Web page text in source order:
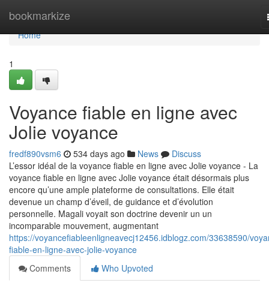
bookmarkize
Home
Home
1
Voyance fiable en ligne avec
Jolie voyance
fredf890vsm6 534 days ago News
Discuss
L’essor idéal de la voyance fiable en ligne avec Jolie voyance - La
voyance fiable en ligne avec Jolie voyance était désormais plus
encore qu’une ample plateforme de consultations. Elle était
devenue un champ d’éveil, de guidance et d’évolution
personnelle. Magali voyait son doctrine devenir un un
incomparable mouvement, augmentant
https://voyancefiableenligneavecj12456.idblogz.com/33638590/
fiable-en-ligne-avec-jolie-voyance
Comments
Who Upvoted